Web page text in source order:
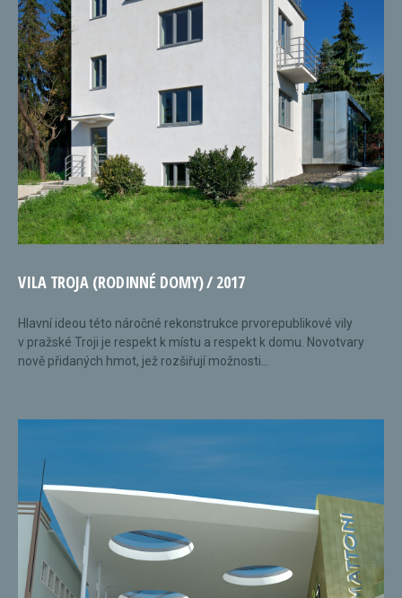
VILA TROJA (RODINNÉ DOMY) / 2017
Hlavní ideou této náročné rekonstrukce prvorepublikové vily
v pražské Troji je respekt k místu a respekt k domu. Novotvary
nově přidaných hmot, jež rozšiřují možnosti...